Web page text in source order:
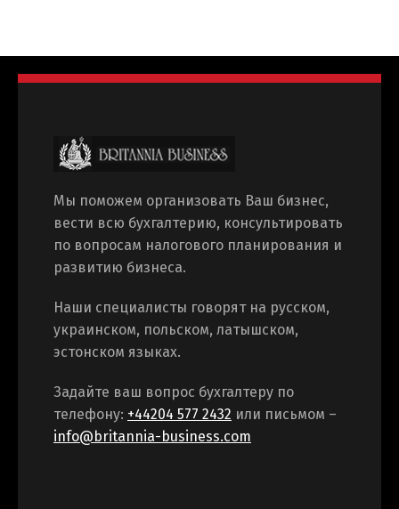
Мы поможем организовать Ваш бизнес,
вести всю бухгалтерию, консультировать
по вопросам налогового планирования и
развитию бизнеса.
Наши специалисты говорят на русском,
украинском, польском, латышском,
эстонском языках.
Задайте ваш вопрос бухгалтеру по
телефону: +44204 577 2432 или письмом –
info@britannia-business.com